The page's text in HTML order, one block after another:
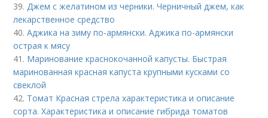
39.Джем с желатином из черники. Черничный джем, как
лекарственное средство
40.Аджика на зиму по-армянски. Аджика по-армянски
острая к мясу
41. Маринование краснокочанной капусты. Быстрая
маринованная красная капуста крупными кусками со
свеклой
42. Томат Красная стрела характеристика и описание
сорта. Характеристика и описание гибрида томатов